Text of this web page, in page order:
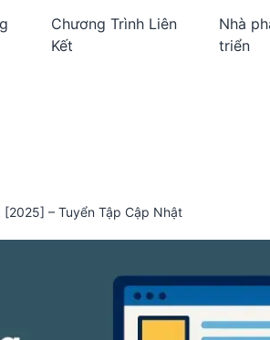
Chương Trình Liên
Kết
Nhà
triển
– Tuyển Tập Cập Nhật